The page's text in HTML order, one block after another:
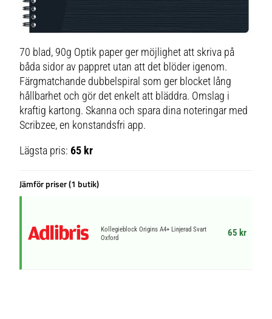
70 blad, 90g Optik paper ger möjlighet att skriva på
båda sidor av pappret utan att det blöder igenom.
Färgmatchande dubbelspiral som ger blocket lång
hållbarhet och gör det enkelt att bläddra. Omslag i
kraftig kartong. Skanna och spara dina noteringar med
Scribzee, en konstandsfri app.
Lägsta pris:65 kr
Jämför priser (1 butik)
Kollegieblock Origins A4+ Linjerad Svart
Oxford
65 kr